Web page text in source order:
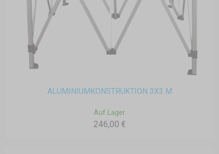
ALUMINIUMKONSTRUKTION 3X3 M
Auf Lager
246,00 €